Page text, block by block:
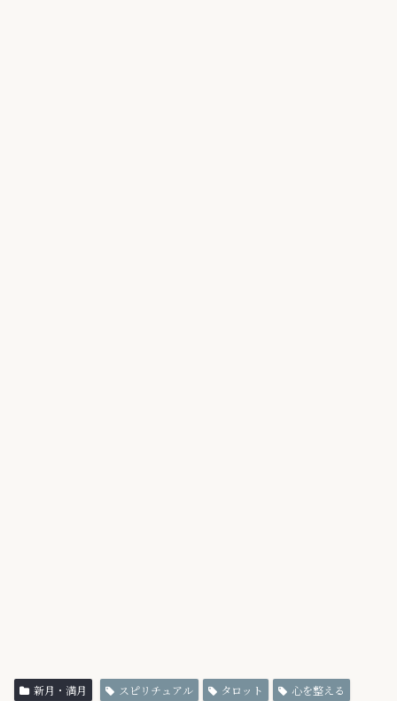
新月・満月 スピリチュアル タロット
心を整える